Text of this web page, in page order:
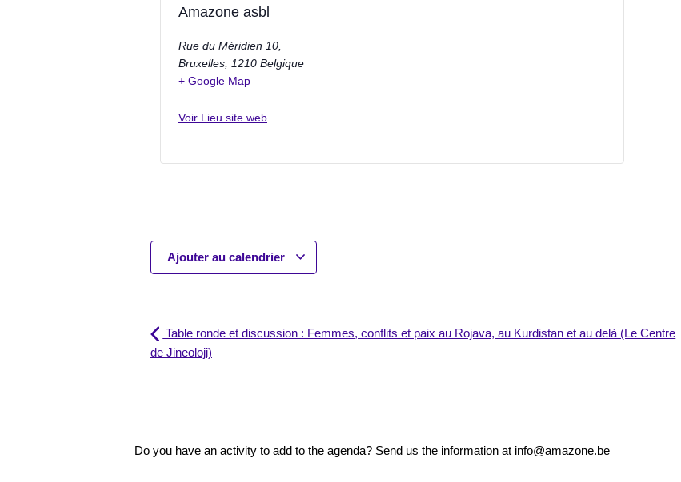
Amazone asbl
Rue du Méridien 10,
Bruxelles
1210 Belgique
+ Google Map
Voir Lieu site web
Ajouter au calendrier
Table ronde et discussion : Femmes, conflits et paix au Rojava, au Kurdistan et au delà (Le Centre
de Jineoloji)
Do you have an activity to add to the agenda? Send us the information at info@amazone.be